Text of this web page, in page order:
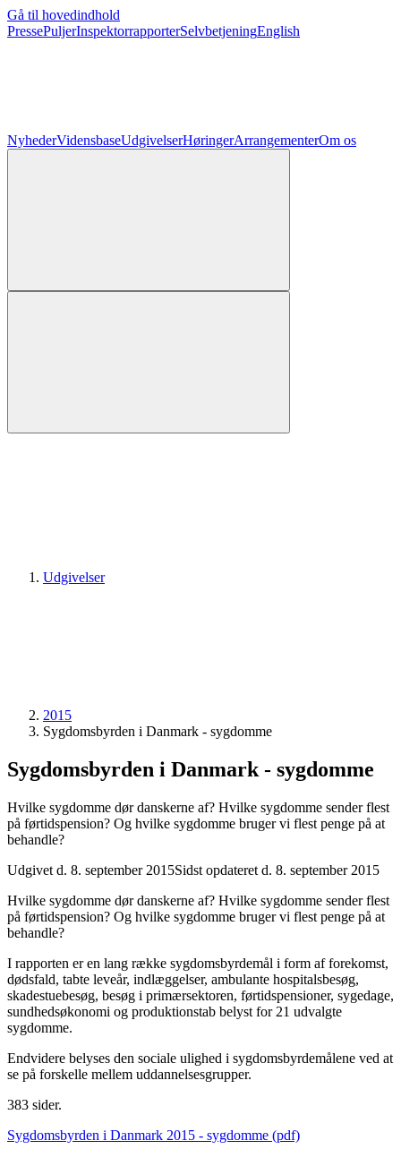
Gå til hovedindhold
PressePuljerInspektorrapporterSelvbetjeningEnglish
NyhederVidensbaseUdgivelserHøringerArrangementerOm os
Udgivelser
2015
Sygdomsbyrden i Danmark - sygdomme
Sygdomsbyrden i Danmark - sygdomme
Hvilke sygdomme dør danskerne af? Hvilke sygdomme sender flest
på førtidspension? Og hvilke sygdomme bruger vi flest penge på at
behandle?
Udgivet d. 8. september 2015Sidst opdateret d. 8. september 2015
Hvilke sygdomme dør danskerne af? Hvilke sygdomme sender flest
på førtidspension? Og hvilke sygdomme bruger vi flest penge på at
behandle?
I rapporten er en lang række sygdomsbyrdemål i form af forekomst,
dødsfald, tabte leveår, indlæggelser, ambulante hospitalsbesøg,
skadestuebesøg, besøg i primærsektoren, førtidspensioner, sygedage,
sundhedsøkonomi og produktionstab belyst for 21 udvalgte
sygdomme.
Endvidere belyses den sociale ulighed i sygdomsbyrdemålene ved at
se på forskelle mellem uddannelsesgrupper.
383 sider.
Sygdomsbyrden i Danmark 2015 - sygdomme (pdf)